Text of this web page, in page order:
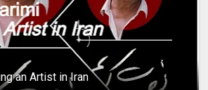
an Artist in Iran